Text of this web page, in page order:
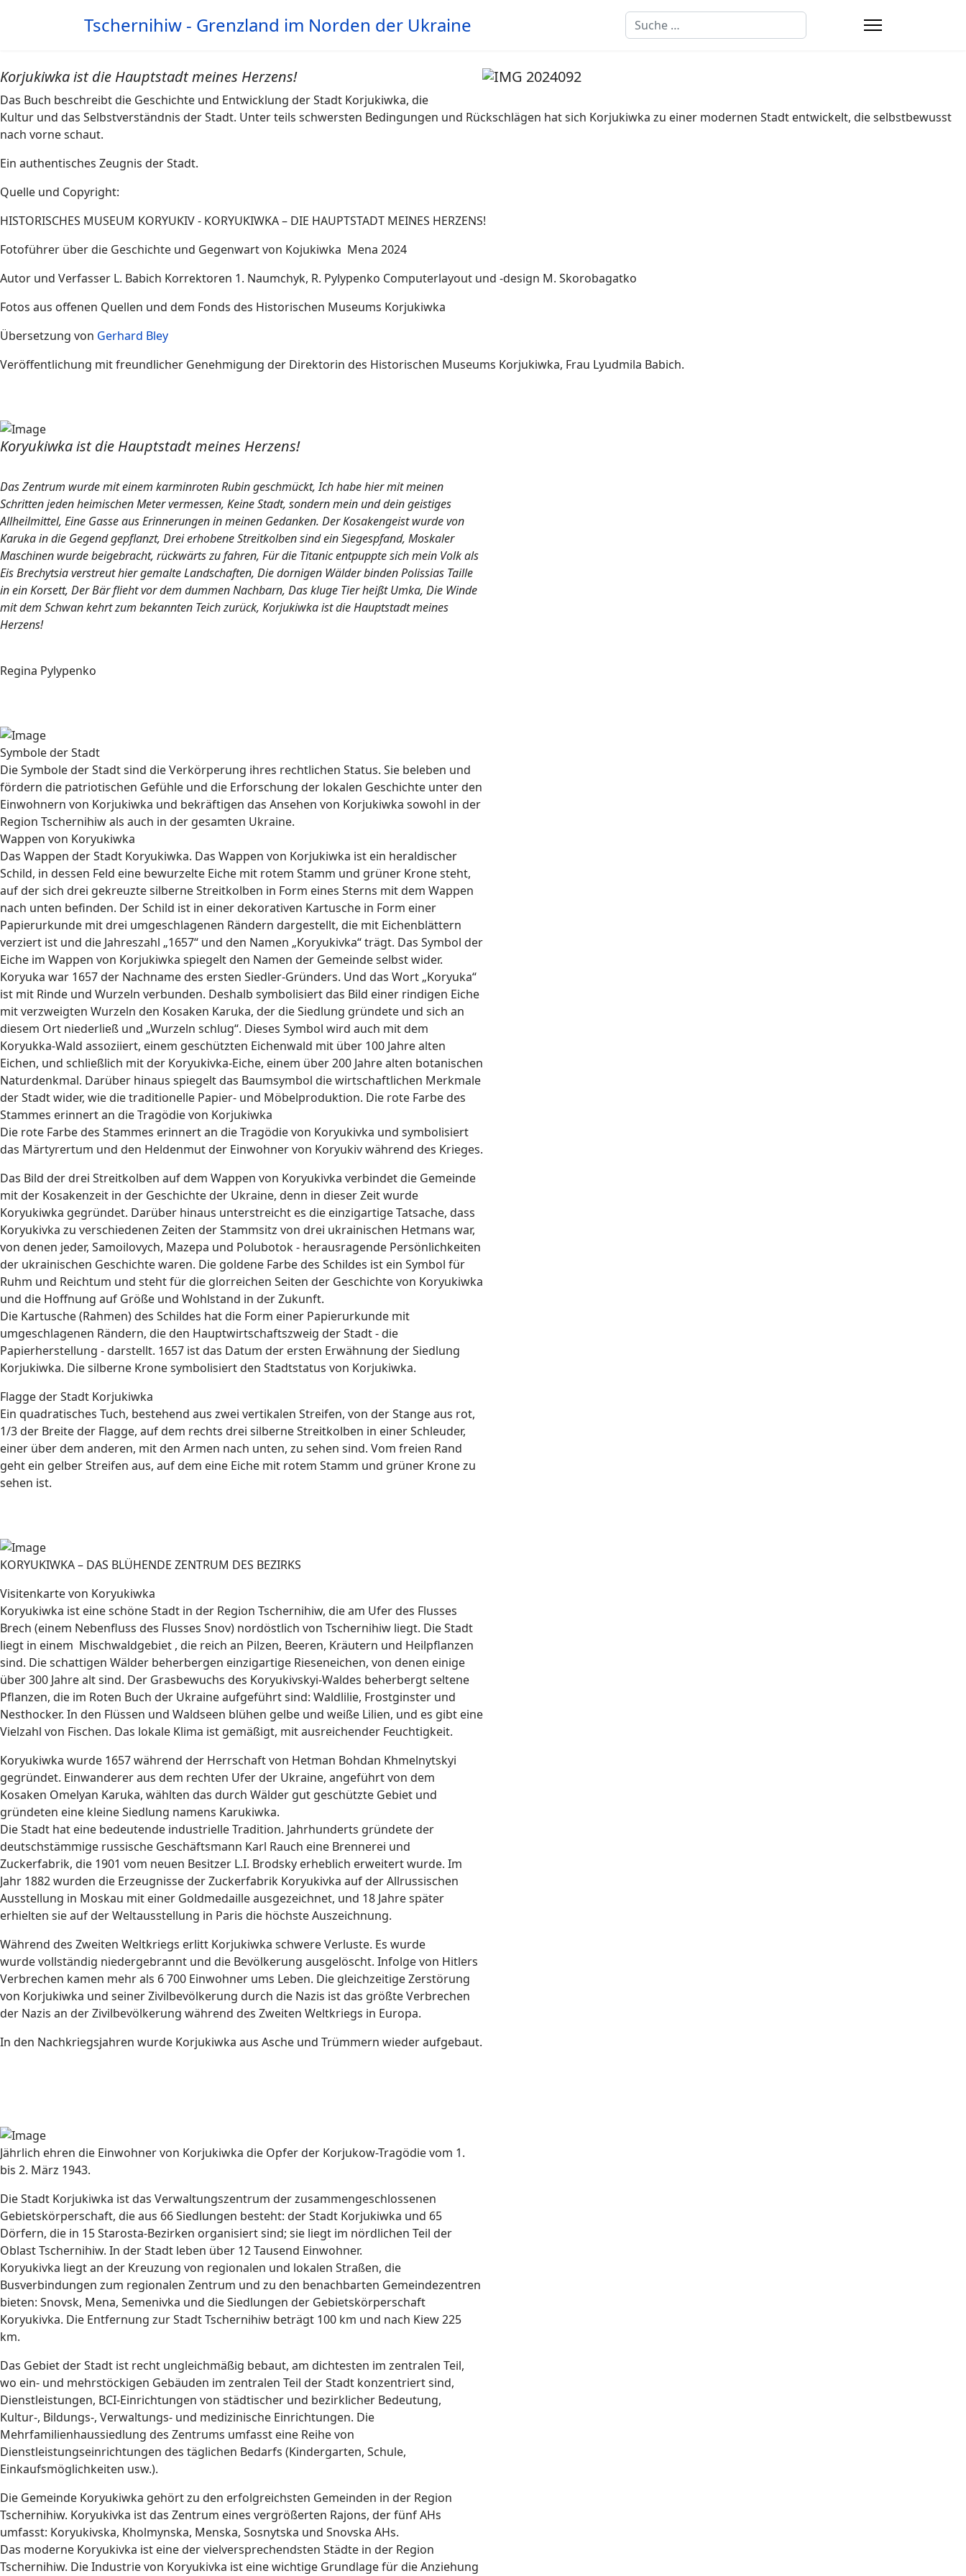
Tschernihiw - Grenzland im Norden der Ukraine Suchen
Korjukiwka ist die Hauptstadt meines Herzens!
Das Buch beschreibt die Geschichte und Entwicklung der Stadt Korjukiwka, die
Kultur und das Selbstverständnis der Stadt. Unter teils schwersten Bedingungen und Rückschlägen hat sich Korjukiwka zu einer modernen Stadt entwickelt, die selbstbewusst
nach vorne schaut.
Ein authentisches Zeugnis der Stadt.
Quelle und Copyright:
HISTORISCHES MUSEUM KORYUKIV - KORYUKIWKA – DIE HAUPTSTADT MEINES HERZENS!
Fotoführer über die Geschichte und Gegenwart von Kojukiwka Mena 2024
Autor und Verfasser L. Babich Korrektoren 1. Naumchyk, R. Pylypenko Computerlayout und -design M. Skorobagatko
Fotos aus offenen Quellen und dem Fonds des Historischen Museums Korjukiwka
Übersetzung von Gerhard Bley
Veröffentlichung mit freundlicher Genehmigung der Direktorin des Historischen Museums Korjukiwka, Frau Lyudmila Babich.
Koryukiwka ist die Hauptstadt meines Herzens!
Das Zentrum wurde mit einem karminroten Rubin geschmückt, Ich habe hier mit meinen
Schritten jeden heimischen Meter vermessen, Keine Stadt, sondern mein und dein geistiges
Allheilmittel, Eine Gasse aus Erinnerungen in meinen Gedanken. Der Kosakengeist wurde von
Karuka in die Gegend gepflanzt, Drei erhobene Streitkolben sind ein Siegespfand, Moskaler
Maschinen wurde beigebracht, rückwärts zu fahren, Für die Titanic entpuppte sich mein Volk als
Eis Brechytsia verstreut hier gemalte Landschaften, Die dornigen Wälder binden Polissias Taille
in ein Korsett, Der Bär flieht vor dem dummen Nachbarn, Das kluge Tier heißt Umka, Die Winde
mit dem Schwan kehrt zum bekannten Teich zurück, Korjukiwka ist die Hauptstadt meines
Herzens!
Regina Pylypenko
Symbole der Stadt
Die Symbole der Stadt sind die Verkörperung ihres rechtlichen Status. Sie beleben und
fördern die patriotischen Gefühle und die Erforschung der lokalen Geschichte unter den
Einwohnern von Korjukiwka und bekräftigen das Ansehen von Korjukiwka sowohl in der
Region Tschernihiw als auch in der gesamten Ukraine.
Wappen von Koryukiwka
Das Wappen der Stadt Koryukiwka. Das Wappen von Korjukiwka ist ein heraldischer
Schild, in dessen Feld eine bewurzelte Eiche mit rotem Stamm und grüner Krone steht,
auf der sich drei gekreuzte silberne Streitkolben in Form eines Sterns mit dem Wappen
nach unten befinden. Der Schild ist in einer dekorativen Kartusche in Form einer
Papierurkunde mit drei umgeschlagenen Rändern dargestellt, die mit Eichenblättern
verziert ist und die Jahreszahl „1657“ und den Namen „Koryukivka“ trägt. Das Symbol der
Eiche im Wappen von Korjukiwka spiegelt den Namen der Gemeinde selbst wider.
Koryuka war 1657 der Nachname des ersten Siedler-Gründers. Und das Wort „Koryuka“
ist mit Rinde und Wurzeln verbunden. Deshalb symbolisiert das Bild einer rindigen Eiche
mit verzweigten Wurzeln den Kosaken Karuka, der die Siedlung gründete und sich an
diesem Ort niederließ und „Wurzeln schlug“. Dieses Symbol wird auch mit dem
Koryukka-Wald assoziiert, einem geschützten Eichenwald mit über 100 Jahre alten
Eichen, und schließlich mit der Koryukivka-Eiche, einem über 200 Jahre alten botanischen
Naturdenkmal. Darüber hinaus spiegelt das Baumsymbol die wirtschaftlichen Merkmale
der Stadt wider, wie die traditionelle Papier- und Möbelproduktion. Die rote Farbe des
Stammes erinnert an die Tragödie von Korjukiwka
Die rote Farbe des Stammes erinnert an die Tragödie von Koryukivka und symbolisiert
das Märtyrertum und den Heldenmut der Einwohner von Koryukiv während des Krieges.
Das Bild der drei Streitkolben auf dem Wappen von Koryukivka verbindet die Gemeinde
mit der Kosakenzeit in der Geschichte der Ukraine, denn in dieser Zeit wurde
Koryukiwka gegründet. Darüber hinaus unterstreicht es die einzigartige Tatsache, dass
Koryukivka zu verschiedenen Zeiten der Stammsitz von drei ukrainischen Hetmans war,
von denen jeder, Samoilovych, Mazepa und Polubotok - herausragende Persönlichkeiten
der ukrainischen Geschichte waren. Die goldene Farbe des Schildes ist ein Symbol für
Ruhm und Reichtum und steht für die glorreichen Seiten der Geschichte von Koryukiwka
und die Hoffnung auf Größe und Wohlstand in der Zukunft.
Die Kartusche (Rahmen) des Schildes hat die Form einer Papierurkunde mit
umgeschlagenen Rändern, die den Hauptwirtschaftszweig der Stadt - die
Papierherstellung - darstellt. 1657 ist das Datum der ersten Erwähnung der Siedlung
Korjukiwka. Die silberne Krone symbolisiert den Stadtstatus von Korjukiwka.
Flagge der Stadt Korjukiwka
Ein quadratisches Tuch, bestehend aus zwei vertikalen Streifen, von der Stange aus rot,
1/3 der Breite der Flagge, auf dem rechts drei silberne Streitkolben in einer Schleuder,
einer über dem anderen, mit den Armen nach unten, zu sehen sind. Vom freien Rand
geht ein gelber Streifen aus, auf dem eine Eiche mit rotem Stamm und grüner Krone zu
sehen ist.
KORYUKIWKA – DAS BLÜHENDE ZENTRUM DES BEZIRKS
Visitenkarte von Koryukiwka
Koryukiwka ist eine schöne Stadt in der Region Tschernihiw, die am Ufer des Flusses
Brech (einem Nebenfluss des Flusses Snov) nordöstlich von Tschernihiw liegt. Die Stadt
liegt in einem Mischwaldgebiet , die reich an Pilzen, Beeren, Kräutern und Heilpflanzen
sind. Die schattigen Wälder beherbergen einzigartige Rieseneichen, von denen einige
über 300 Jahre alt sind. Der Grasbewuchs des Koryukivskyi-Waldes beherbergt seltene
Pflanzen, die im Roten Buch der Ukraine aufgeführt sind: Waldlilie, Frostginster und
Nesthocker. In den Flüssen und Waldseen blühen gelbe und weiße Lilien, und es gibt eine
Vielzahl von Fischen. Das lokale Klima ist gemäßigt, mit ausreichender Feuchtigkeit.
Koryukiwka wurde 1657 während der Herrschaft von Hetman Bohdan Khmelnytskyi
gegründet. Einwanderer aus dem rechten Ufer der Ukraine, angeführt von dem
Kosaken Omelyan Karuka, wählten das durch Wälder gut geschützte Gebiet und
gründeten eine kleine Siedlung namens Karukiwka.
Die Stadt hat eine bedeutende industrielle Tradition. Jahrhunderts gründete der
deutschstämmige russische Geschäftsmann Karl Rauch eine Brennerei und
Zuckerfabrik, die 1901 vom neuen Besitzer L.I. Brodsky erheblich erweitert wurde. Im
Jahr 1882 wurden die Erzeugnisse der Zuckerfabrik Koryukivka auf der Allrussischen
Ausstellung in Moskau mit einer Goldmedaille ausgezeichnet, und 18 Jahre später
erhielten sie auf der Weltausstellung in Paris die höchste Auszeichnung.
Während des Zweiten Weltkriegs erlitt Korjukiwka schwere Verluste. Es wurde
wurde vollständig niedergebrannt und die Bevölkerung ausgelöscht. Infolge von Hitlers
Verbrechen kamen mehr als 6 700 Einwohner ums Leben. Die gleichzeitige Zerstörung
von Korjukiwka und seiner Zivilbevölkerung durch die Nazis ist das größte Verbrechen
der Nazis an der Zivilbevölkerung während des Zweiten Weltkriegs in Europa.
In den Nachkriegsjahren wurde Korjukiwka aus Asche und Trümmern wieder aufgebaut.
Jährlich ehren die Einwohner von Korjukiwka die Opfer der Korjukow-Tragödie vom 1.
bis 2. März 1943.
Die Stadt Korjukiwka ist das Verwaltungszentrum der zusammengeschlossenen
Gebietskörperschaft, die aus 66 Siedlungen besteht: der Stadt Korjukiwka und 65
Dörfern, die in 15 Starosta-Bezirken organisiert sind; sie liegt im nördlichen Teil der
Oblast Tschernihiw. In der Stadt leben über 12 Tausend Einwohner.
Koryukivka liegt an der Kreuzung von regionalen und lokalen Straßen, die
Busverbindungen zum regionalen Zentrum und zu den benachbarten Gemeindezentren
bieten: Snovsk, Mena, Semenivka und die Siedlungen der Gebietskörperschaft
Koryukivka. Die Entfernung zur Stadt Tschernihiw beträgt 100 km und nach Kiew 225
km.
Das Gebiet der Stadt ist recht ungleichmäßig bebaut, am dichtesten im zentralen Teil,
wo ein- und mehrstöckigen Gebäuden im zentralen Teil der Stadt konzentriert sind,
Dienstleistungen, BCI-Einrichtungen von städtischer und bezirklicher Bedeutung,
Kultur-, Bildungs-, Verwaltungs- und medizinische Einrichtungen. Die
Mehrfamilienhaussiedlung des Zentrums umfasst eine Reihe von
Dienstleistungseinrichtungen des täglichen Bedarfs (Kindergarten, Schule,
Einkaufsmöglichkeiten usw.).
Die Gemeinde Koryukiwka gehört zu den erfolgreichsten Gemeinden in der Region
Tschernihiw. Koryukivka ist das Zentrum eines vergrößerten Rajons, der fünf AHs
umfasst: Koryukivska, Kholmynska, Menska, Sosnytska und Snovska AHs.
Das moderne Koryukivka ist eine der vielversprechendsten Städte in der Region
Tschernihiw. Die Industrie von Koryukivka ist eine wichtige Grundlage für die Anziehung